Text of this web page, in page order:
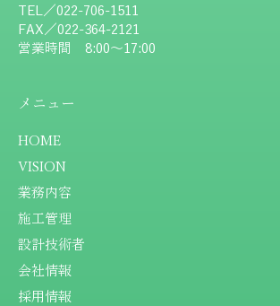
TEL／022-706-1511
FAX／022-364-2121
営業時間 8:00～17:00
メニュー
HOME
VISION
業務内容
施工管理
設計技術者
会社情報
採用情報